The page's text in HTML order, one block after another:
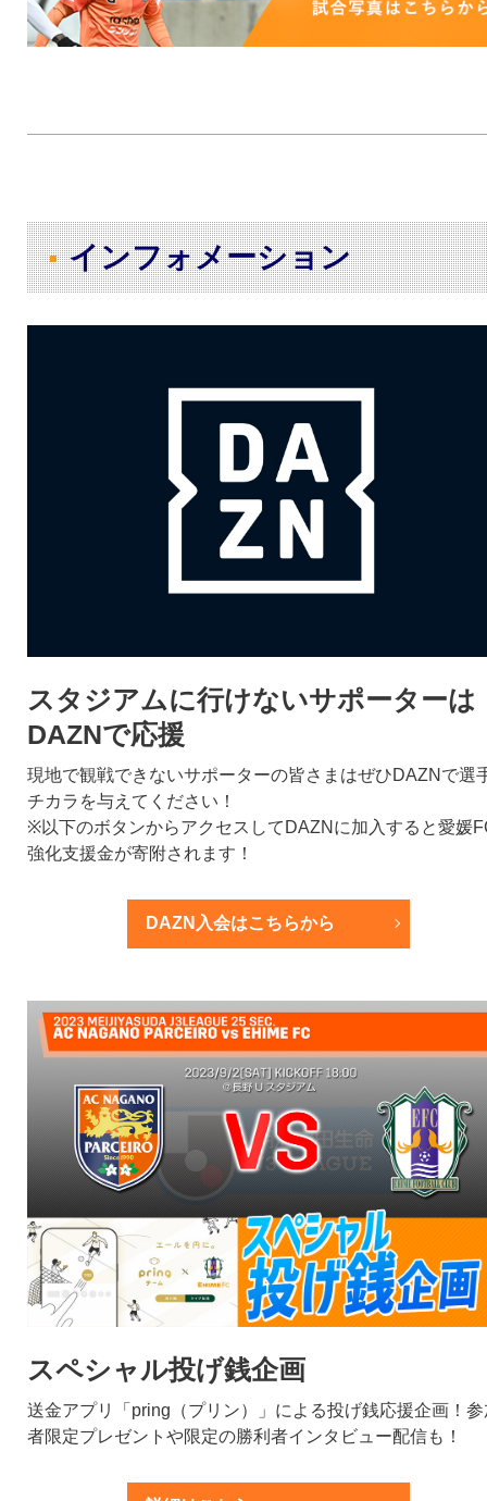
インフォメーション
スタジアムに行けないサポーターは
DAZNで応援
現地で観戦できないサポーターの皆さまはぜひDAZNで選
チカラを与えてください！
※以下のボタンからアクセスしてDAZNに加入すると愛媛
強化支援金が寄附されます！
DAZN入会はこちらから
スペシャル投げ銭企画
送金アプリ「pring（プリン）」による投げ銭応援企画！参
者限定プレゼントや限定の勝利者インタビュー配信も！